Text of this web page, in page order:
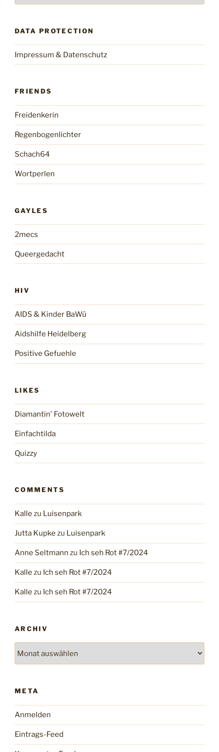
DATA PROTECTION
Impressum & Datenschutz
FRIENDS
Freidenkerin
Regenbogenlichter
Schach64
Wortperlen
GAYLES
2mecs
Queergedacht
HIV
AIDS & Kinder BaWü
Aidshilfe Heidelberg
Positive Gefuehle
LIKES
Diamantin' Fotowelt
Einfachtilda
Quizzy
COMMENTS
Kalle zu Luisenpark
Jutta Kupke zu Luisenpark
Anne Seltmann zu Ich seh Rot #7/2024
Kalle zu Ich seh Rot #7/2024
Kalle zu Ich seh Rot #7/2024
ARCHIV
META
Anmelden
Eintrags-Feed